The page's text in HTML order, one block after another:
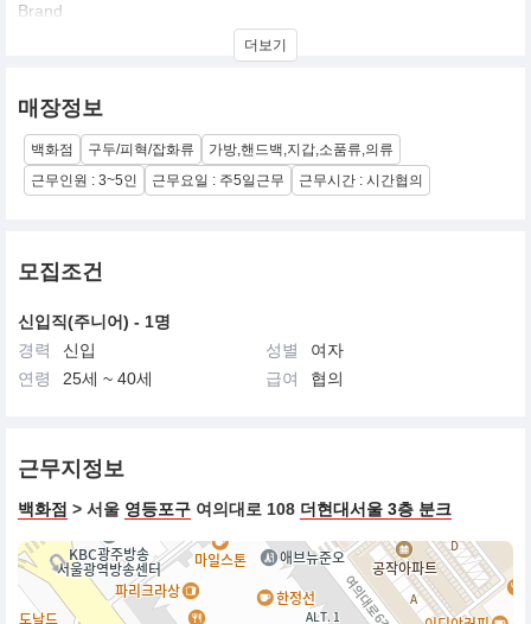
Brand
<vunque>는 어디에서도 라는 뜻의 이탈리아어에서 시작된 이름으
더보기
매장정보
백화점 구두/피혁/잡화류
가방,핸드백,지갑,소품류,의류
근무인원 : 3~5인
근무요일 : 주5일근무 근무시간 : 시간협의
모집조건
신입직(주니어) - 1명
경력
신입 성별
여자
연령
25세 ~ 40세 급여 협의
근무지정보
백화점 > 서울 영등포구 여의대로 108 더현대서울 3층 분크